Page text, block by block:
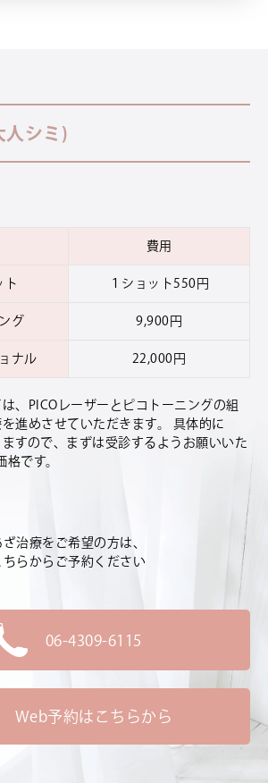
人シミ)
費用
ト １ショット550円
グ 9,900円
ナル 22,000円
、PICOレーザーとピコトーニングの組
進めさせていただきます。 具体的に
すので、まずは受診するようお願いいた
税込価格です。
ざ治療をご希望の方は、
ちらからご予約ください
06-4309-6115
Web予約はこちらから